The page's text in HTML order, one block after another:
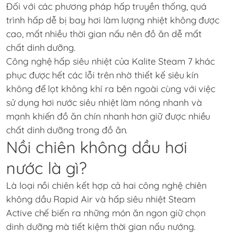
Đối với các phương pháp hấp truyền thống, quá
trình hấp dễ bị bay hơi làm lượng nhiệt không được
cao, mất nhiều thời gian nấu nên đồ ăn dễ mất
chất dinh dưỡng.
Công nghệ hấp siêu nhiệt của Kalite Steam 7 khác
phục được hết các lỗi trên nhờ thiết kế siêu kín
không để lọt không khí ra bên ngoài cùng với việc
sử dụng hơi nước siêu nhiệt làm nóng nhanh và
mạnh khiến đồ ăn chín nhanh hơn giữ được nhiều
chất dinh dưỡng trong đồ ăn.
Nồi chiên không dầu hơi
nước là gì?
Là loại nồi chiên kết hợp cả hai công nghệ chiên
không dầu Rapid Air và hấp siêu nhiệt Steam
Active chế biến ra những món ăn ngon giữ chọn
dinh dưỡng mà tiết kiệm thời gian nấu nướng.